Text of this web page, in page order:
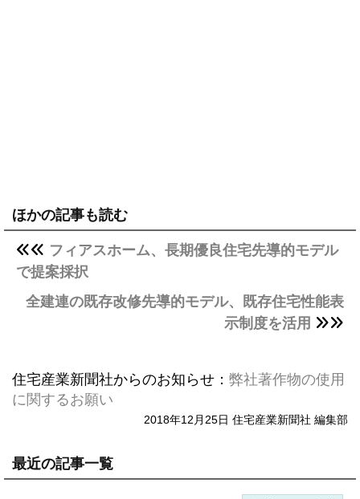
ほかの記事も読む
フィアスホーム、長期優良住宅先導的モデル
で提案採択
全建連の既存改修先導的モデル、既存住宅性能表
示制度を活用
住宅産業新聞社からのお知らせ： 弊社著作物の使用
に関するお願い
2018年12月25日 住宅産業新聞社 編集部
最近の記事一覧